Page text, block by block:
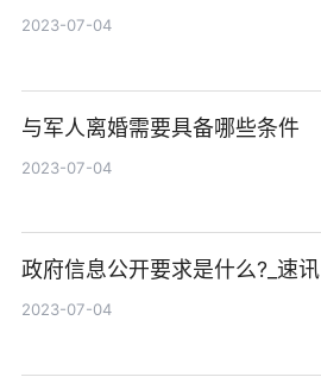
2023-07-04
与军人离婚需要具备哪些条件
2023-07-04
政府信息公开要求是什么?_速讯
2023-07-04